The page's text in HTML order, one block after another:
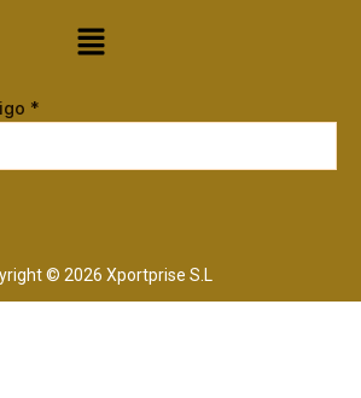
Menú
*
© 2026 Xportprise S.L